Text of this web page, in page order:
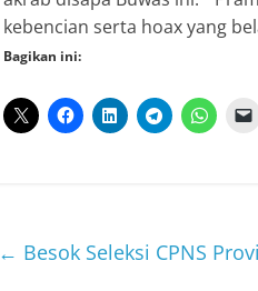
kebencian serta hoax yang
Bagikan ini:
← Besok Seleksi CPNS